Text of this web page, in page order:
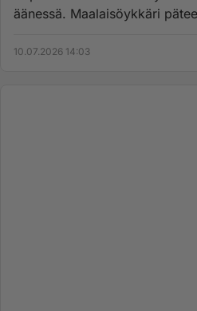
äänessä. Maalaisöykkäri
10.07.2026 14:03